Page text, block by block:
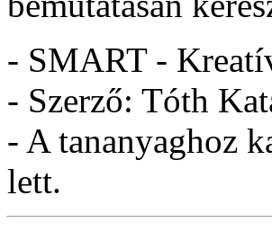
- SMART -
- Szerző: Tóth
- A tananyaghoz
lett.